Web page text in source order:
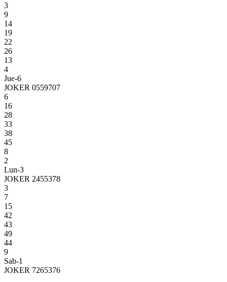
3
9
14
19
22
26
13
4
Jue-6
JOKER 0559707
6
16
28
33
38
45
8
2
Lun-3
JOKER 2455378
3
7
15
42
43
49
44
9
Sab-1
JOKER 7265376